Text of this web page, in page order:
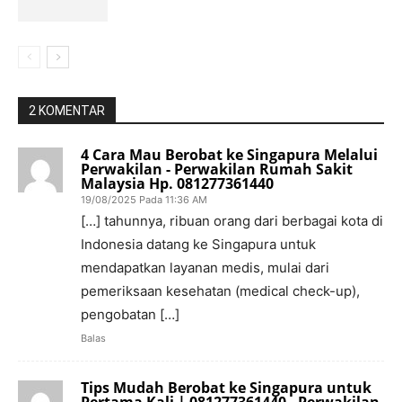
2 KOMENTAR
4 Cara Mau Berobat ke Singapura Melalui
Perwakilan - Perwakilan Rumah Sakit
Malaysia Hp. 081277361440
19/08/2025 Pada 11:36 AM
[…] tahunnya, ribuan orang dari berbagai kota di
Indonesia datang ke Singapura untuk
mendapatkan layanan medis, mulai dari
pemeriksaan kesehatan (medical check-up),
pengobatan […]
Balas
Tips Mudah Berobat ke Singapura untuk